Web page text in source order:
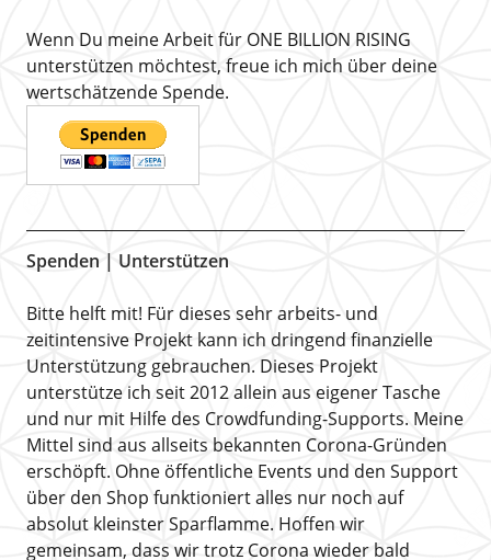
Wenn Du meine Arbeit für ONE BILLION RISING
unterstützen möchtest, freue ich mich über deine
wertschätzende Spende.
Spenden | Unterstützen
Bitte helft mit! Für dieses sehr arbeits- und
zeitintensive Projekt kann ich dringend finanzielle
Unterstützung gebrauchen. Dieses Projekt
unterstütze ich seit 2012 allein aus eigener Tasche
und nur mit Hilfe des Crowdfunding-Supports. Meine
Mittel sind aus allseits bekannten Corona-Gründen
erschöpft. Ohne öffentliche Events und den Support
über den Shop funktioniert alles nur noch auf
absolut kleinster Sparflamme. Hoffen wir
gemeinsam, dass wir trotz Corona wieder bald